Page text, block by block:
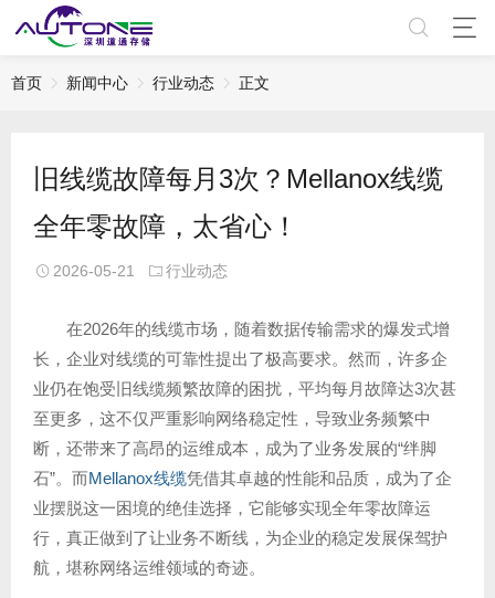
首页 新闻中心 行业动态 正文
旧线缆故障每月3次？Mellanox线缆
全年零故障，太省心！
2026-05-21 行业动态
在2026年的线缆市场，随着数据传输需求的爆发式增
长，企业对线缆的可靠性提出了极高要求。然而，许多企
业仍在饱受旧线缆频繁故障的困扰，平均每月故障达3次甚
至更多，这不仅严重影响网络稳定性，导致业务频繁中
断，还带来了高昂的运维成本，成为了业务发展的“绊脚
石”。而Mellanox线缆凭借其卓越的性能和品质，成为了企
业摆脱这一困境的绝佳选择，它能够实现全年零故障运
行，真正做到了让业务不断线，为企业的稳定发展保驾护
航，堪称网络运维领域的奇迹。